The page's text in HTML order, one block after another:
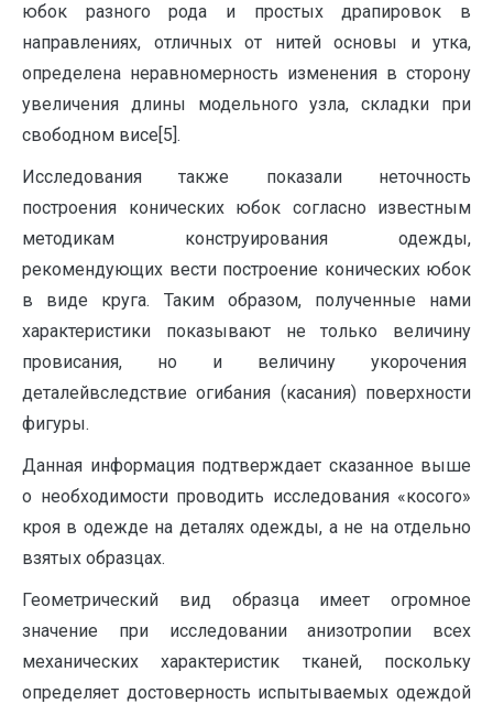
юбок разного рода и простых драпировок в
направлениях, отличных от нитей основы и утка,
определена неравномерность изменения в сторону
увеличения длины модельного узла, складки при
свободном висе[5].
Исследования также показали неточность
построения конических юбок согласно известным
методикам конструирования одежды,
рекомендующих вести построение конических юбок
в виде круга. Таким образом, полученные нами
характеристики показывают не только величину
провисания, но и величину укорочения
деталейвследствие огибания (касания) поверхности
фигуры.
Данная информация подтверждает сказанное выше
о необходимости проводить исследования «косого»
кроя в одежде на деталях одежды, а не на отдельно
взятых образцах.
Геометрический вид образца имеет огромное
значение при исследовании анизотропии всех
механических характеристик тканей, поскольку
определяет достоверность испытываемых одеждой